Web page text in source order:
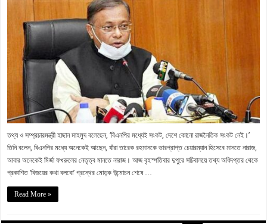
তথ্য ও সম্প্রচারমন্ত্রী হাছান মাহমুদ বলেছেন, ‘বিএনপির মধ্যেই সংকট, দেশে কোনো রাজনৈতিক সংকট নেই।’
তিনি বলেন, বিএনপির মধ্যে অনেকেই আছেন, যাঁরা তারেক রহমানকে ভারপ্রাপ্ত চেয়ারম্যান হিসেবে মানতে নারাজ,
আবার অনেকেই মির্জা ফখরুলের নেতৃত্ব মানতে নারাজ। আজ বৃহস্পতিবার দুপুরে সচিবালয়ে তথ্য অধিদপ্তর থেকে
প্রকাশিত ‘বিজয়ের কথা বলবো’ গ্রন্থের মোড়ক উন্মোচন শেষে …
Read More »